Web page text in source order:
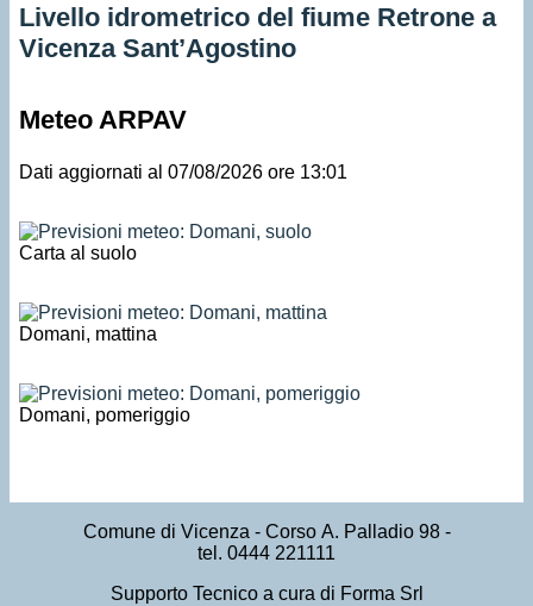
Livello idrometrico del fiume Retrone a
Vicenza Sant’Agostino
Meteo ARPAV
Dati aggiornati al 07/08/2026 ore 13:01
Carta al suolo
Domani, mattina
Domani, pomeriggio
Comune di Vicenza - Corso A. Palladio 98 -
tel. 0444 221111
Supporto Tecnico a cura di Forma Srl